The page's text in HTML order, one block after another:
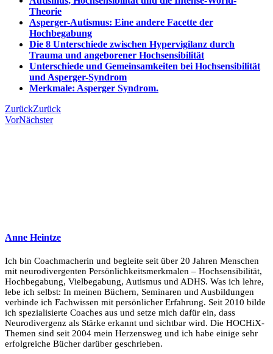
Theorie
Asperger-Autismus: Eine andere Facette der
Hochbegabung
Die 8 Unterschiede zwischen Hypervigilanz durch
Trauma und angeborener Hochsensibilität
Unterschiede und Gemeinsamkeiten bei Hochsensibilität
und Asperger-Syndrom
Merkmale: Asperger Syndrom.
ZurückZurück
VorNächster
Anne Heintze
Ich bin Coachmacherin und begleite seit über 20 Jahren Menschen
mit neurodivergenten Persönlichkeitsmerkmalen – Hochsensibilität,
Hochbegabung, Vielbegabung, Autismus und ADHS. Was ich lehre,
lebe ich selbst: In meinen Büchern, Seminaren und Ausbildungen
verbinde ich Fachwissen mit persönlicher Erfahrung. Seit 2010 bilde
ich spezialisierte Coaches aus und setze mich dafür ein, dass
Neurodivergenz als Stärke erkannt und sichtbar wird. Die HOCHiX-
Themen sind seit 2004 mein Herzensweg und ich habe einige sehr
erfolgreiche Bücher darüber geschrieben.